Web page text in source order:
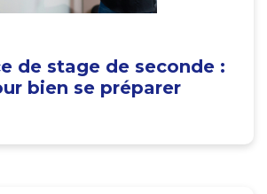
de stage de seconde :
bien se préparer